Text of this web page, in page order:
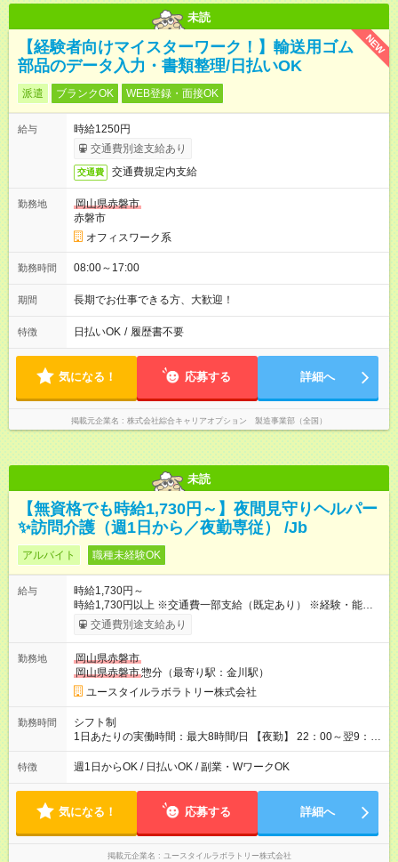
未読
NEW
【経験者向けマイスターワーク！】輸送用ゴム
部品のデータ入力・書類整理/日払いOK
派遣 ブランクOK WEB登録・面接OK
給与
時給1250円
交通費別途支給あり
交通費 交通費規定内支給
勤務地
岡山県赤磐市
赤磐市
オフィスワーク系
勤務時間 08:00～17:00
期間 長期でお仕事できる方、大歓迎！
特徴 日払いOK / 履歴書不要
気になる！ 応募する 詳細へ
掲載元企業名 株式会社綜合キャリアオプション 製造事業部（全国）
未読
【無資格でも時給1,730円～】夜間見守りヘルパー
✨訪問介護（週1日から／夜勤専従） /Jb
アルバイト 職種未経験OK
給与
時給1,730円～
時給1,730円以上 ※交通費一部支給（既定あり） ※経験・能力を
考慮して決定します 【収入例】 週1回勤務の場合：1,730円×8時
間×4回=5万5,360円 週3回勤務の場合：1,730円×8時間×12回
月 ※ 雇用形態と給与に、本採用時と異なる部分があります。 雇
用形態：本採用時と同じです。 給与：時給 1,480円以上
交通費別途支給あり
勤務地
岡山県赤磐市
岡山県赤磐市惣分（最寄り駅：金川駅）
ユースタイルラボラトリー株式会社
勤務時間
シフト制
1日あたりの実働時間：最大8時間/日 【夜勤】 22：00～翌9：
00 ※週1日～OK ／ 夜勤専従 ＊＊ 勤務時間例 ＊＊ ■22時か
ら翌7時 ■23時から翌8時 ■24時から翌9時 など ※上記の時間
ます。 ※曜日固定（毎週同じ曜日での勤務となります）
特徴 週1日からOK / 日払いOK / 副業・WワークOK
気になる！ 応募する 詳細へ
掲載元企業名 ユースタイルラボラトリー株式会社